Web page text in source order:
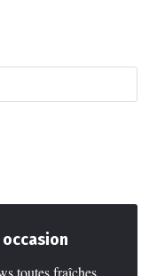
occasion
toutes fraîches